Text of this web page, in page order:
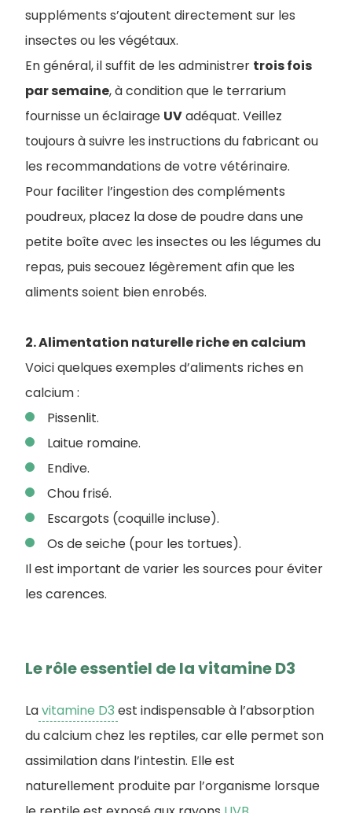
suppléments s’ajoutent directement sur les
insectes ou les végétaux.
En général, il suffit de les administrer trois fois
par semaine, à condition que le terrarium
fournisse un éclairage UVadéquat. Veillez
toujours à suivre les instructions du fabricant ou
les recommandations de votre vétérinaire.
Pour faciliter l’ingestion des compléments
poudreux, placez la dose de poudre dans une
petite boîte avec les insectes ou les légumes du
repas, puis secouez légèrement afin que les
aliments soient bien enrobés.
2. Alimentation naturelle riche en calcium
Voici quelques exemples d’aliments riches en
calcium :
Pissenlit.
Laitue romaine.
Endive.
Chou frisé.
Escargots (coquille incluse).
Os de seiche (pour les tortues).
Il est important de varier les sources pour éviter
les carences.
Le rôle essentiel de la vitamine D3
Lavitamine D3 est indispensable à l’absorption
du calcium chez les reptiles, car elle permet son
assimilation dans l’intestin. Elle est
naturellement produite par l’organisme lorsque